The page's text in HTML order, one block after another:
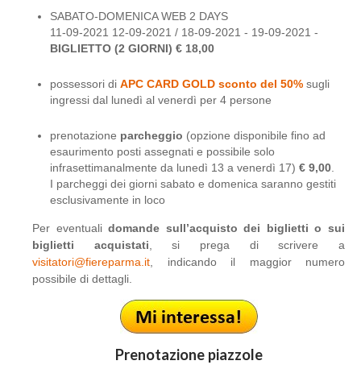
SABATO-DOMENICA WEB 2 DAYS
11-09-2021 12-09-2021 / 18-09-2021 - 19-09-2021 -
BIGLIETTO (2 GIORNI) € 18,00
possessori diAPC CARD GOLD sconto del 50% sugli
ingressi dal lunedì al venerdì per 4 persone
prenotazione parcheggio (opzione disponibile fino ad
esaurimento posti assegnati e possibile solo
infrasettimanalmente da lunedì 13 a venerdì 17)€ 9,00
I parcheggi dei giorni sabato e domenica saranno gestiti
esclusivamente in loco
Per eventualidomande sull’acquisto dei biglietti o sui
biglietti acquistati , si prega di scrivere a
visitatori@fiereparma.it , indicando il maggior numero
possibile di dettagli.
Prenotazione piazzole